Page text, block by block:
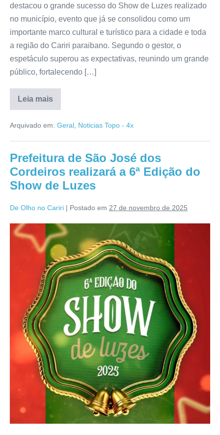
destacou o grande sucesso do Show de Luzes realizado
no município, evento que já se consolidou como um
importante marco cultural e turístico para a cidade e toda
a região do Cariri paraibano. Segundo o gestor, o
espetáculo superou as expectativas, reunindo um grande
público, fortalecendo […]
Leia mais
Arquivado em: Geral Noticias Topo - 4x
Prefeitura de São José dos
Cordeiros realizará a 6ª Edição do
Show de Luzes
De Olho no Cariri | Postado em 27 de novembro de 2025